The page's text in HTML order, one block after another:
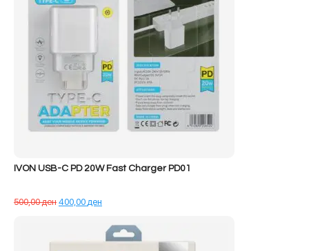
IVON USB-C PD 20W Fast Charger PD01
500,00денÇmimi
400,00ден
tanishëm
është:
400,00 ден.